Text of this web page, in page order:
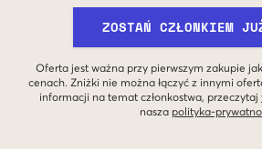
ZOSTAŃ CZŁONKIEM
Oferta jest ważna przy pierwszym zakupie
cenach. Zniżki nie można łączyć z innymi
informacji na temat członkostwa, przeczytaj
nasza polityka-